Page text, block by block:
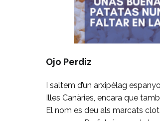
Ojo Perdiz
I saltem d’un arxipèlag
Illes Canàries, encara que
El nom es deu als marcats